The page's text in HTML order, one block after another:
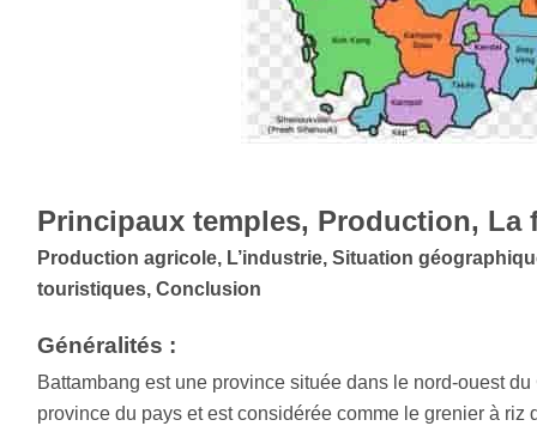
Principaux temples, Production, La
Production agricole, L’industrie, Situation
touristiques, Conclusion
Généralités :
Battambang est une province située dans le nord-ouest
province du pays et est considérée comme le grenier à